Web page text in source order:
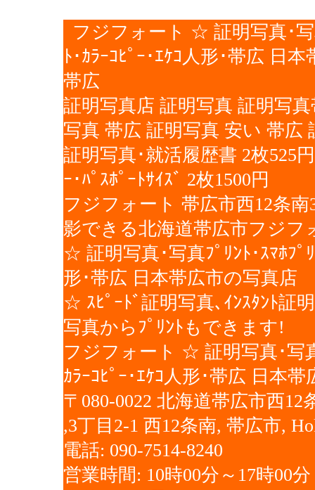
フジフォート ☆ 証明写真･写
ﾄ･ｶﾗｰｺﾋﾟｰ･ｴｹｺ人形･帯広 日
帯広
証明写真店 証明写真 証明写
写真 帯広 証明写真 安い 帯広
証明写真･就活履歴書 2枚525
ｰ･ﾊﾟｽﾎﾟｰﾄｻｲｽﾞ 2枚1500円
フジフォート 帯広市西12条
影できる北海道帯広市フジフ
☆ 証明写真･写真ﾌﾟﾘﾝﾄ･ｽﾏﾎﾌﾟﾘ
形･帯広 日本帯広市の写真店
☆ ｽﾋﾟｰﾄﾞ証明写真､ｲﾝｽﾀﾝﾄ証
写真からﾌﾟﾘﾝﾄもできます!
フジフォート ☆ 証明写真･写真
ｶﾗｰｺﾋﾟｰ･ｴｹｺ人形･帯広 日本
〒080-0022 北海道帯広市西12
,3丁目2-1 西12条南, 帯広市,
電話: 090-7514-8240
営業時間: 10時00分～17時00分